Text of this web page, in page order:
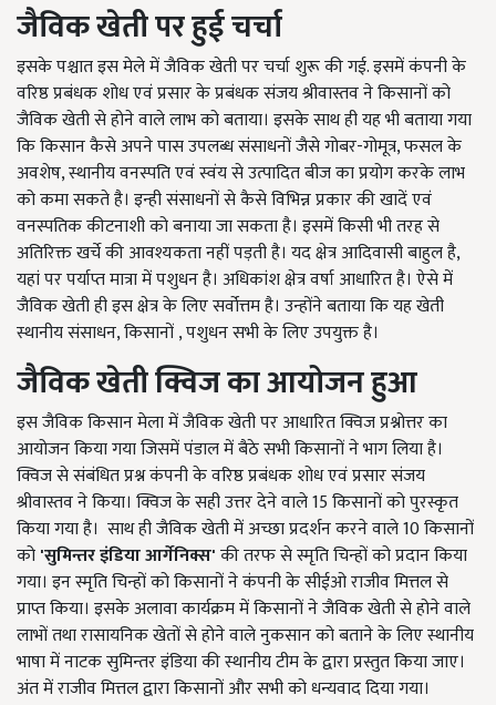
जैविक खेती पर हुई चर्चा
इसके पश्चात इस मेले में जैविक खेती पर चर्चा शुरू की गई. इसमें कंपनी के
वरिष्ठ प्रबंधक शोध एवं प्रसार के प्रबंधक संजय श्रीवास्तव ने किसानों को
जैविक खेती से होने वाले लाभ को बताया। इसके साथ ही यह भी बताया गया
कि किसान कैसे अपने पास उपलब्ध संसाधनों जैसे गोबर-गोमूत्र, फसल के
अवशेष, स्थानीय वनस्पति एवं स्वंय से उत्पादित बीज का प्रयोग करके लाभ
को कमा सकते है। इन्ही संसाधनों से कैसे विभिन्न प्रकार की खादें एवं
वनस्पतिक कीटनाशी को बनाया जा सकता है। इसमें किसी भी तरह से
अतिरिक्त खर्चे की आवश्यकता नहीं पड़ती है। यद क्षेत्र आदिवासी बाहुल है,
यहां पर पर्याप्त मात्रा में पशुधन है। अधिकांश क्षेत्र वर्षा आधारित है। ऐसे में
जैविक खेती ही इस क्षेत्र के लिए सर्वोत्तम है। उन्होंने बताया कि यह खेती
स्थानीय संसाधन, किसानों , पशुधन सभी के लिए उपयुक्त है।
जैविक खेती क्विज का आयोजन हुआ
इस जैविक किसान मेला में जैविक खेती पर आधारित क्विज प्रश्नोत्तर का
आयोजन किया गया जिसमें पंडाल में बैठे सभी किसानों ने भाग लिया है।
क्विज से संबंधित प्रश्न कंपनी के वरिष्ठ प्रबंधक शोध एवं प्रसार संजय
श्रीवास्तव ने किया। क्विज के सही उत्तर देने वाले 15 किसानों को पुरस्कृत
किया गया है। साथ ही जैविक खेती में अच्छा प्रदर्शन करने वाले 10 किसानों
को'सुमिन्तर इंडिया आर्गेनिक्स'की तरफ से स्मृति चिन्हों को प्रदान किया
गया। इन स्मृति चिन्हों को किसानों ने कंपनी के सीईओ राजीव मित्तल से
प्राप्त किया। इसके अलावा कार्यक्रम में किसानों ने जैविक खेती से होने वाले
लाभों तथा रासायनिक खेतों से होने वाले नुकसान को बताने के लिए स्थानीय
भाषा में नाटक सुमिन्तर इंडिया की स्थानीय टीम के द्वारा प्रस्तुत किया जाए।
अंत में राजीव मित्तल द्वारा किसानों और सभी को धन्यवाद दिया गया।